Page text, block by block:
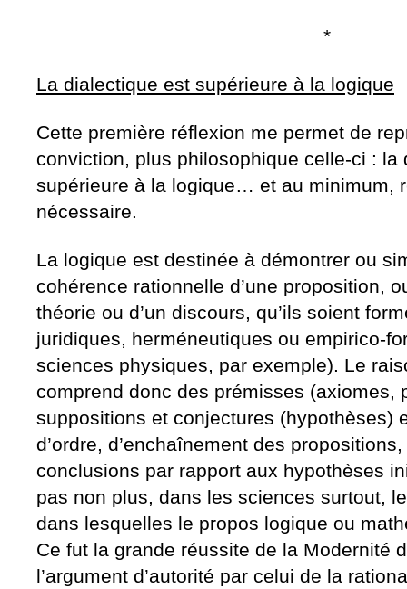
*
La dialectique est supérieure à la logique
Cette première réflexion me permet de
conviction, plus philosophique celle-ci : la
supérieure à la logique… et au minimum,
nécessaire.
La logique est destinée à démontrer ou
cohérence rationnelle d’une proposition,
théorie ou d’un discours, qu’ils soient
juridiques, herméneutiques ou empirico-
sciences physiques, par exemple). Le
comprend donc des prémisses (axiomes,
suppositions et conjectures (hypothèses)
d’ordre, d’enchaînement des
conclusions par rapport aux hypothèses
pas non plus, dans les sciences surtout,
dans lesquelles le propos logique ou
Ce fut la grande réussite de la Modernité
l’argument d’autorité par celui de la